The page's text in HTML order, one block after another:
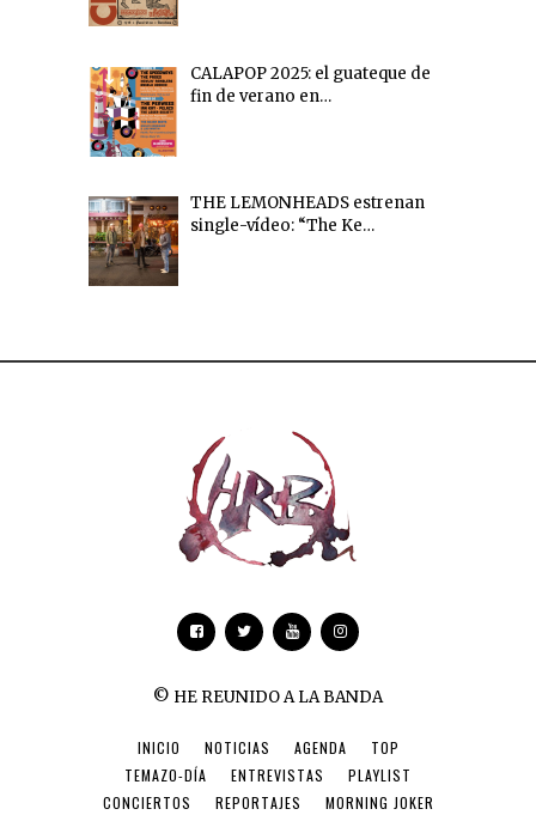
CALAPOP 2025: el guateque de
fin de verano en…
THE LEMONHEADS estrenan
single-vídeo: “The Ke…
© HE REUNIDO A LA BANDA
INICIO NOTICIAS AGENDA
TOP
TEMAZO-DÍA
ENTREVISTAS
PLAYLIST
CONCIERTOS
REPORTAJES MORNING JOKER